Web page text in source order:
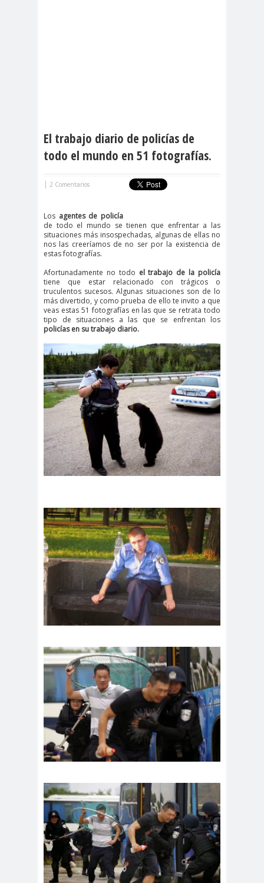
El trabajo diario de policías de
todo el mundo en 51 fotografías.
| 2 Comentarios
Los agentes de policía
de todo el mundo se tienen que enfrentar a las
situaciones más insospechadas, algunas de ellas no
nos las creeríamos de no ser por la existencia de
estas fotografías.
Afortunadamente no todo el trabajo de la policía
tiene que estar relacionado con trágicos o
truculentos sucesos. Algunas situaciones son de lo
más divertido, y como prueba de ello te invito a que
veas estas 51 fotografías en las que se retrata todo
tipo de situaciones a las que se enfrentan los
policías en su trabajo diario.